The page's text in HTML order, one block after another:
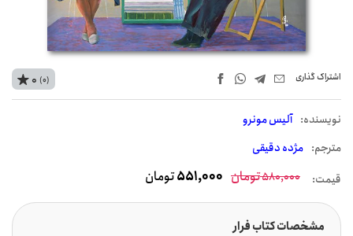
اشتراک‌ گذاری
نويسنده: آلیس مونرو
مترجم: مژده دقیقی
0 (0)
قیمت: 580,000تومان 551,000تومان
مشخصات کتاب فرار